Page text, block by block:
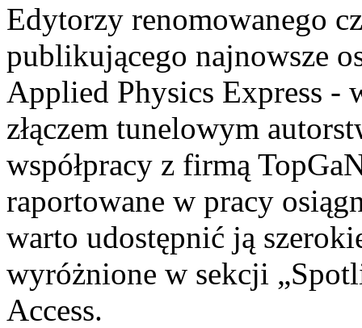
Edytorzy renomowanego
publikującego najnowsze
Applied Physics Express -
złączem tunelowym
współpracy z firmą
raportowane w pracy
warto udostępnić ją
wyróżnione w sekcji
Access.